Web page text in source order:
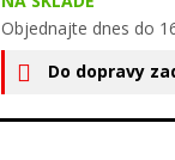
Objednajte dnes do
Do dopravy